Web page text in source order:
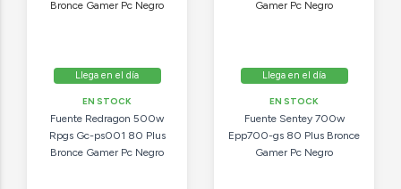
Llega en el día
EN STOCK
Fuente Redragon 500w
Rpgs Gc-ps001 80 Plus
Bronce Gamer Pc Negro
Llega en el día
EN STOCK
Fuente Sentey 700w
Epp700-gs 80 Plus Bronce
Gamer Pc Negro